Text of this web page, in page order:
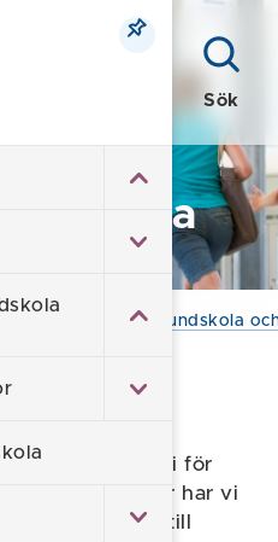
Sök
och Skola
Förskoleklass, grundskola
den 17 augusti för
Här har vi
bra att känna till